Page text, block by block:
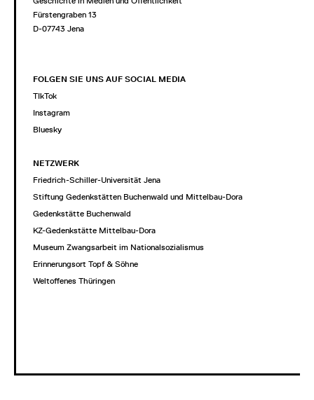
Fürstengraben 13
D-07743 Jena
FOLGEN SIE UNS AUF SOCIAL MEDIA
TIkTok
Instagram
Bluesky
NETZWERK
Friedrich-Schiller-Universität Jena
Stiftung Gedenkstätten Buchenwald und Mittelbau-Dora
Gedenkstätte Buchenwald
KZ-Gedenkstätte Mittelbau-Dora
Museum Zwangsarbeit im Nationalsozialismus
Erinnerungsort Topf & Söhne
Weltoffenes Thüringen